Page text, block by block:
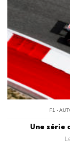
F1 -
Une série